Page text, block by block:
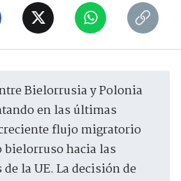
en las últimas
flujo migratorio
bielorruso hacia las
la UE. La decisión de